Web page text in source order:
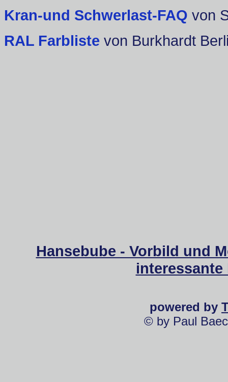
Kran-und Schwerlast-FAQ von
RAL Farbliste von Burkhardt
Hansebube - Vorbild und
powered by
© by Paul